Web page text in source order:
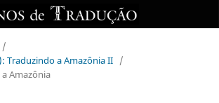
/
Traduzindo a Amazônia II /
a Amazônia